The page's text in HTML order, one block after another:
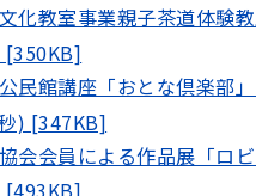
化教室事業親子茶道体験
[350KB]
民館講座「おとな倶楽部
) [347KB]
会会員による作品展「ロビ